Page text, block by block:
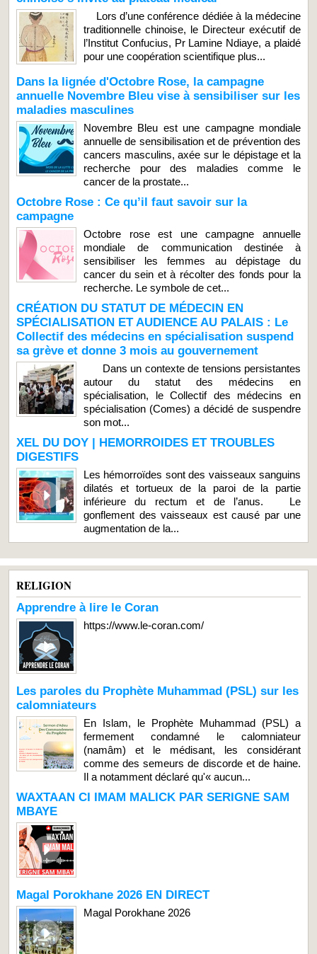
Lors d’une conférence dédiée à la médecine
traditionnelle chinoise, le Directeur exécutif de
l’Institut Confucius, Pr Lamine Ndiaye, a plaidé
pour une coopération scientifique plus...
Dans la lignée d'Octobre Rose, la campagne
annuelle Novembre Bleu vise à sensibiliser sur les
maladies masculines
Novembre Bleu est une campagne mondiale
annuelle de sensibilisation et de prévention des
cancers masculins, axée sur le dépistage et la
recherche pour des maladies comme le
cancer de la prostate...
Octobre Rose : Ce qu’il faut savoir sur la
campagne
Octobre rose est une campagne annuelle
mondiale de communication destinée à
sensibiliser les femmes au dépistage du
cancer du sein et à récolter des fonds pour la
recherche. Le symbole de cet...
CRÉATION DU STATUT DE MÉDECIN EN
SPÉCIALISATION ET AUDIENCE AU PALAIS : Le
Collectif des médecins en spécialisation suspend
sa grève et donne 3 mois au gouvernement
Dans un contexte de tensions persistantes
autour du statut des médecins en
spécialisation, le Collectif des médecins en
spécialisation (Comes) a décidé de suspendre
son mot...
XEL DU DOY | HEMORROIDES ET TROUBLES
DIGESTIFS
Les hémorroïdes sont des vaisseaux sanguins
dilatés et tortueux de la paroi de la partie
inférieure du rectum et de l’anus. Le
gonflement des vaisseaux est causé par une
augmentation de la...
RELIGION
Apprendre à lire le Coran
https://www.le-coran.com/
Les paroles du Prophète Muhammad (PSL) sur les
calomniateurs
En Islam, le Prophète Muhammad (PSL) a
fermement condamné le calomniateur
(namâm) et le médisant, les considérant
comme des semeurs de discorde et de haine.
Il a notamment déclaré qu'« aucun...
WAXTAAN CI IMAM MALICK PAR SERIGNE SAM
MBAYE
Magal Porokhane 2026 EN DIRECT
Magal Porokhane 2026